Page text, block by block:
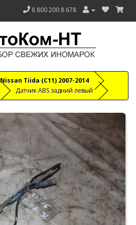
8 800 200 8 678
Nissan Tiida (C11) 2007-2014
Датчик ABS задний левый